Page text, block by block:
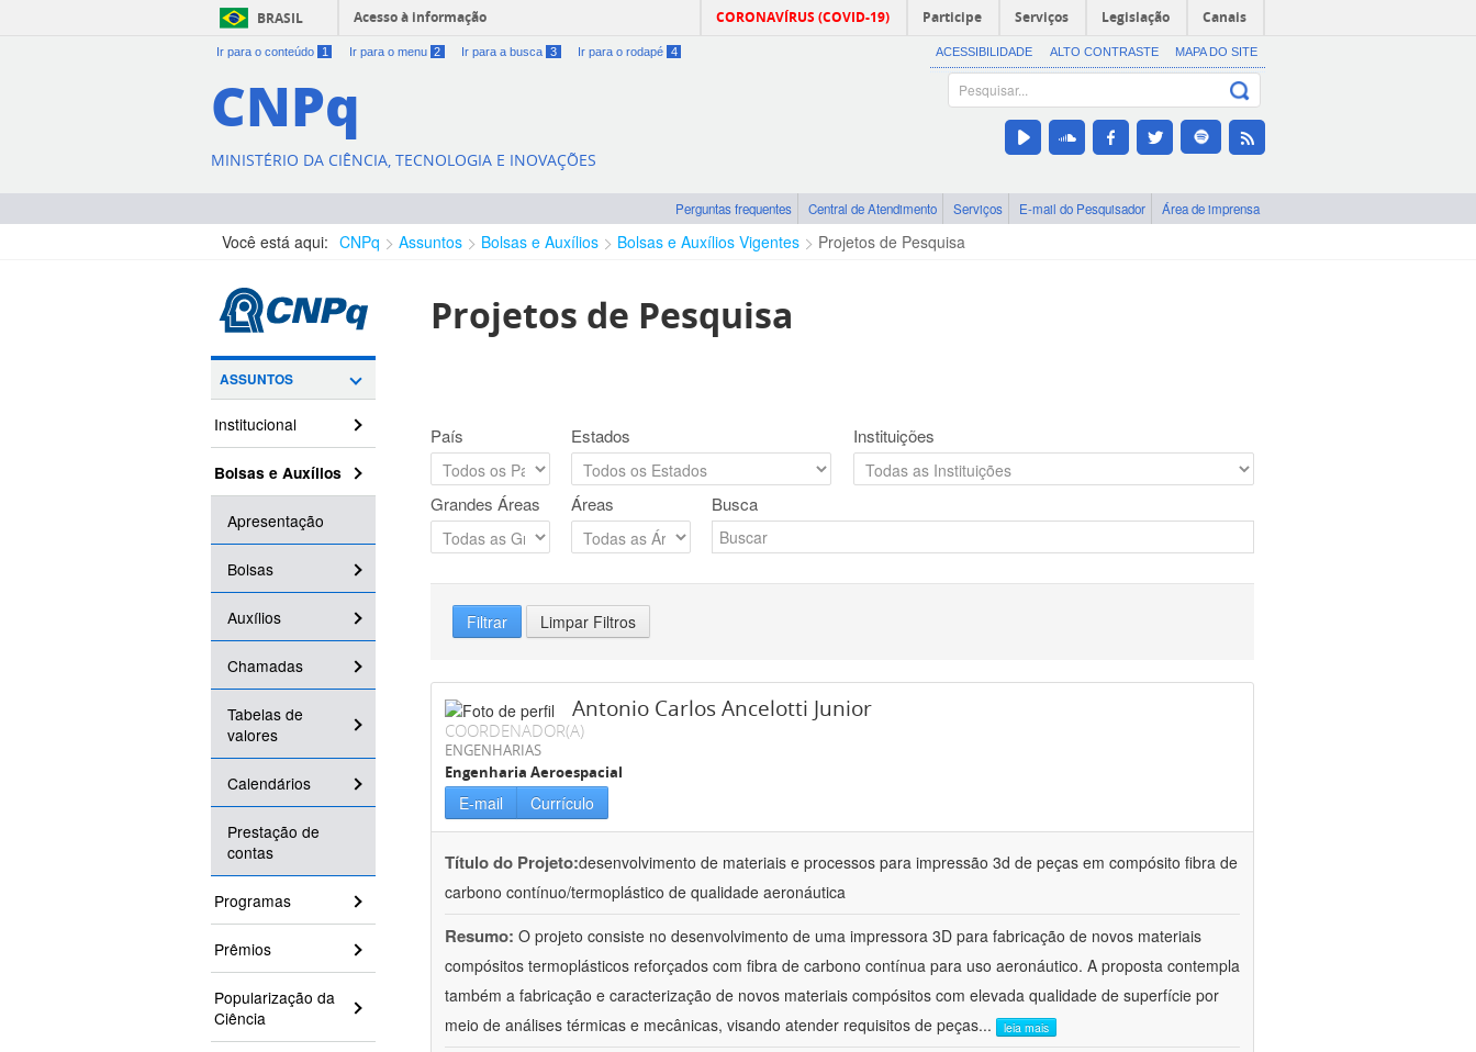
BRASIL Acesso à informação CORONAVÍRUS (COVID-19) Participe Serviços Legislação Canais
Ir para o conteúdo 1 Ir para o menu 2 Ir para a busca 3 Ir para o rodapé 4 ACESSIBILIDADE ALTO CONTRASTE MAPA DO SITE
CNPq
MINISTÉRIO DA CIÊNCIA, TECNOLOGIA E INOVAÇÕES
Perguntas frequentes Central de Atendimento Serviços E-mail do Pesquisador Área de imprensa
Você está aqui: CNPq Assuntos Bolsas e Auxílios Bolsas e Auxílios Vigentes Projetos de Pesquisa
ASSUNTOS
Institucional
Bolsas e Auxílios
Apresentação
Bolsas
Auxílios
Chamadas
Tabelas de
valores
Calendários
Prestação de
contas
Programas
Prêmios
Popularização da
Ciência
Projetos de Pesquisa
País Estados Instituições
Grandes Áreas Áreas Busca
Filtrar Limpar Filtros
Antonio Carlos Ancelotti Junior
COORDENADOR(A)
ENGENHARIAS
Engenharia Aeroespacial
E-mail Currículo
Título do Projeto:desenvolvimento de materiais e processos para impressão 3d de peças em compósito fibra de
carbono contínuo/termoplástico de qualidade aeronáutica
Resumo: O projeto consiste no desenvolvimento de uma impressora 3D para fabricação de novos materiais
compósitos termoplásticos reforçados com fibra de carbono contínua para uso aeronáutico. A proposta contempla
também a fabricação e caracterização de novos materiais compósitos com elevada qualidade de superfície por
meio de análises térmicas e mecânicas, visando atender requisitos de peças... leia mais